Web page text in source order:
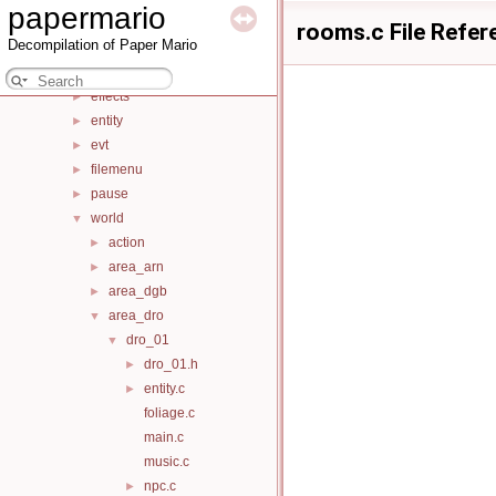
papermario
Decompilation of Paper Mario
► bss
► charset
► common
► effects
► entity
► evt
► filemenu
► pause
▼ world
► action
► area_arn
► area_dgb
▼ area_dro
▼ dro_01
► dro_01.h
►
entity.c
foliage.c
main.c
music.c
► npc.c
rooms.c File